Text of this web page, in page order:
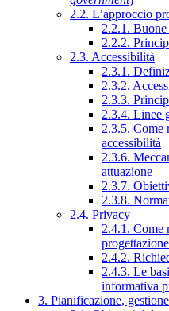
2.2. L’approccio
2.2.1.
2.2.2.
2.3. Accessibilità
2.3.1.
2.3.2.
2.3.3.
2.3.4. Linee
2.3.5. Come
accessibilità
2.3.6.
attuazione
2.3.7.
2.3.8.
2.4. Privacy
2.4.1. Come
2.4.2.
2.4.3. Le
informativa
3. Pianificazione,